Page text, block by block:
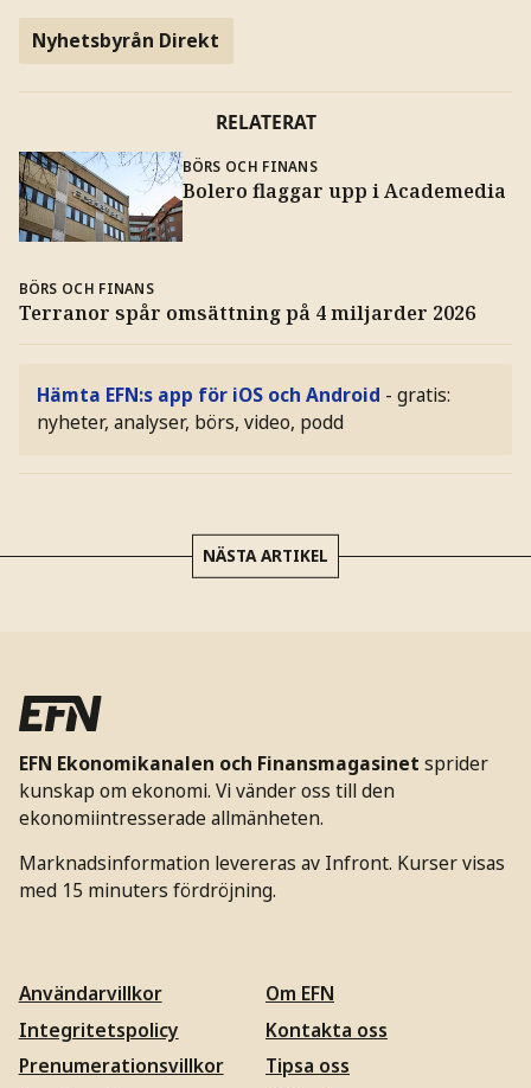
Nyhetsbyrån Direkt
RELATERAT
BÖRS OCH FINANS
Bolero flaggar upp i Academedia
BÖRS OCH FINANS
Terranor spår omsättning på 4 miljarder 2026
Hämta EFN:s app för iOS och Android - gratis:
nyheter, analyser, börs, video, podd
NÄSTA ARTIKEL
EFN Ekonomikanalen och Finansmagasinet sprider
kunskap om ekonomi. Vi vänder oss till den
ekonomiintresserade allmänheten.
Marknadsinformation levereras av Infront. Kurser visas
med 15 minuters fördröjning.
Användarvillkor
Integritetspolicy
Prenumerationsvillkor
Om EFN
Kontakta oss
Tipsa oss